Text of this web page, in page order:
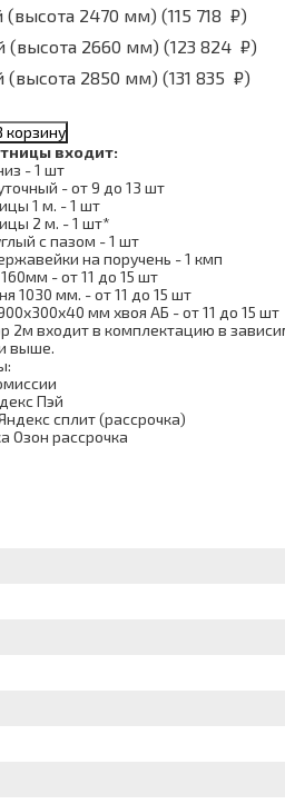
(высота 2470 мм) (115 718 ₽)
(высота 2660 мм) (123 824 ₽)
(высота 2850 мм) (131 835 ₽)
корзину
входит:
- 1 шт
- от 9 до 13 шт
1 м. - 1 шт
2 м. - 1 шт*
с пазом - 1 шт
на поручень - 1 кмп
- от 11 до 15 шт
1030 мм. - от 11 до 15 шт
мм хвоя АБ - от 11 до 15 шт
2м входит в комплектацию в
выше.
Пэй
сплит (рассрочка)
Озон рассрочка